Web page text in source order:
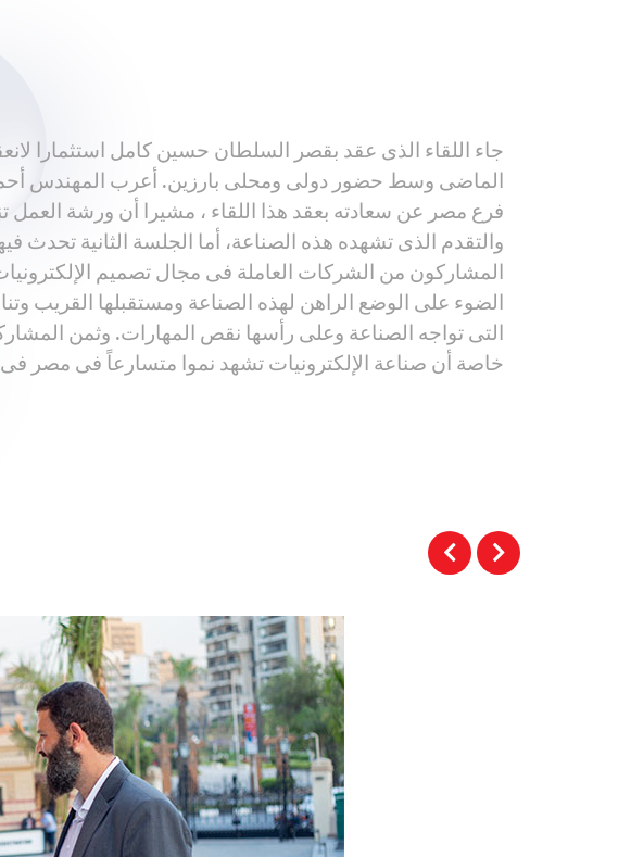
فرع مصر عن سعادته بعقد هذا اللقاء ، مشيرا أن ورشة
والتقدم الذى تشهده هذه الصناعة، أما الجلسة الثانية تحدث
المشاركون من الشركات العاملة فى مجال تصميم
الضوء على الوضع الراهن لهذه الصناعة ومستقبلها القريب
التى تواجه الصناعة وعلى رأسها نقص المهارات. وثمن
خاصة أن صناعة الإلكترونيات تشهد نموا متسارعاً فى مصر